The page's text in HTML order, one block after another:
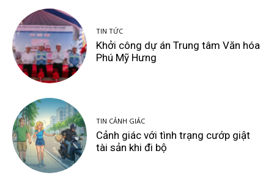
TIN TỨC
Khởi công dự án Trung tâm Văn hóa
Phú Mỹ Hưng
TIN CẢNH GIÁC
Cảnh giác với tình trạng cướp giật
tài sản khi đi bộ